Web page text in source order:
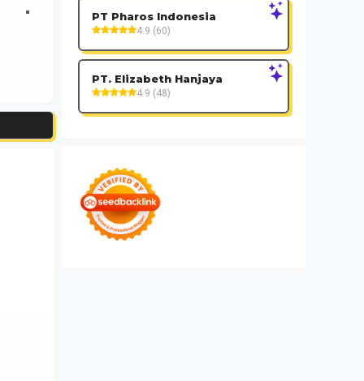
PT Pharos Indonesia
4.9 (60)
PT. Elizabeth Hanjaya
4.9 (48)